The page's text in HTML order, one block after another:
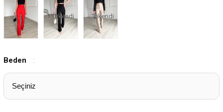
Tükendi Tükendi
Beden :